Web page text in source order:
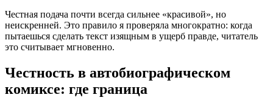
Честная подача почти всегда сильнее «красивой», но
неискренней. Это правило я проверяла многократно: когда
пытаешься сделать текст изящным в ущерб правде, читатель
это считывает мгновенно.
Честность в автобиографическом
комиксе: где граница